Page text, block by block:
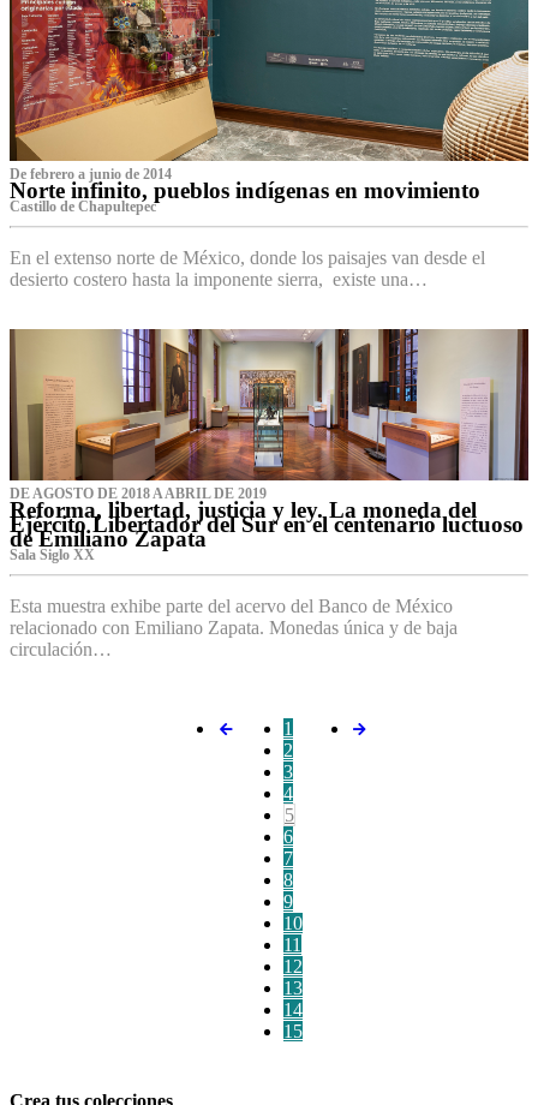
De febrero a junio de 2014
Norte infinito, pueblos indígenas en movimiento
Castillo de Chapultepec
En el extenso norte de México, donde los paisajes van desde el
desierto costero hasta la imponente sierra, existe una…
DE AGOSTO DE 2018 A ABRIL DE 2019
Reforma, libertad, justicia y ley. La moneda del
Ejército Libertador del Sur en el centenario luctuoso
de Emiliano Zapata
Sala Siglo XX
Esta muestra exhibe parte del acervo del Banco de México
relacionado con Emiliano Zapata. Monedas única y de baja
circulación…
1
2
3
4
5
6
7
8
9
10
11
12
13
14
15